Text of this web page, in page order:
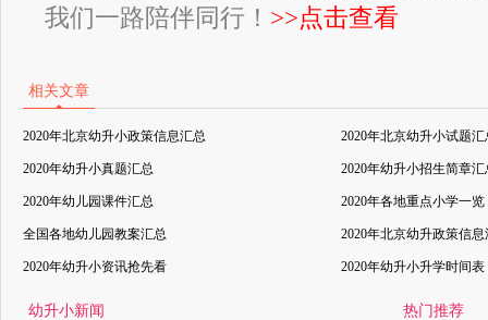
我们一路陪伴同行！ >>点击查看
相关文章
2020年北京幼升小政策信息汇总 2020年北京幼升小试题汇
2020年幼升小真题汇总 2020年幼升小招生简章汇
2020年幼儿园课件汇总 2020年各地重点小学一览
全国各地幼儿园教案汇总 2020年北京幼升政策信息
2020年幼升小资讯抢先看 2020年幼升小升学时间表
幼升小新闻 热门推荐